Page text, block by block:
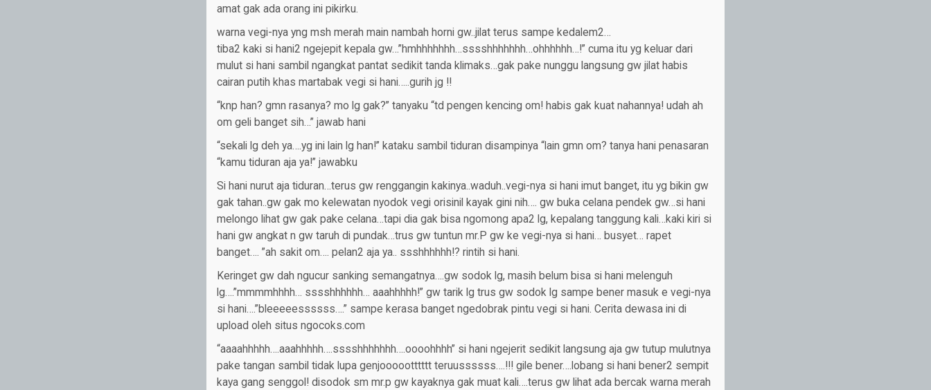
amat gak ada orang ini pikirku.
warna vegi-nya yng msh merah main nambah horni gw..jilat terus sampe kedalem2…
tiba2 kaki si hani2 ngejepit kepala gw…”hmhhhhhhh…sssshhhhhhh…ohhhhhh…!” cuma itu yg keluar dari
mulut si hani sambil ngangkat pantat sedikit tanda klimaks…gak pake nunggu langsung gw jilat habis
cairan putih khas martabak vegi si hani…..gurih jg !!
“knp han? gmn rasanya? mo lg gak?” tanyaku “td pengen kencing om! habis gak kuat nahannya! udah ah
om geli banget sih…” jawab hani
“sekali lg deh ya….yg ini lain lg han!” kataku sambil tiduran disampinya “lain gmn om? tanya hani penasaran
“kamu tiduran aja ya!” jawabku
Si hani nurut aja tiduran…terus gw renggangin kakinya..waduh..vegi-nya si hani imut banget, itu yg bikin gw
gak tahan..gw gak mo kelewatan nyodok vegi orisinil kayak gini nih…. gw buka celana pendek gw…si hani
melongo lihat gw gak pake celana…tapi dia gak bisa ngomong apa2 lg, kepalang tanggung kali…kaki kiri si
hani gw angkat n gw taruh di pundak…trus gw tuntun mr.P gw ke vegi-nya si hani… busyet… rapet
banget…. ”ah sakit om…. pelan2 aja ya.. ssshhhhhh!? rintih si hani.
Keringet gw dah ngucur sanking semangatnya….gw sodok lg, masih belum bisa si hani melenguh
lg….”mmmmhhhh… sssshhhhhh… aaahhhhh!” gw tarik lg trus gw sodok lg sampe bener masuk e vegi-nya
si hani….”bleeeeessssss….” sampe kerasa banget ngedobrak pintu vegi si hani. Cerita dewasa ini di
upload oleh situs ngocoks.com
“aaaahhhhh….aaahhhhh….sssshhhhhhh….oooohhhh” si hani ngejerit sedikit langsung aja gw tutup mulutnya
pake tangan sambil tidak lupa genjoooootttttt teruussssss….!!! gile bener….lobang si hani bener2 sempit
kaya gang senggol! disodok sm mr.p gw kayaknya gak muat kali….terus gw lihat ada bercak warna merah